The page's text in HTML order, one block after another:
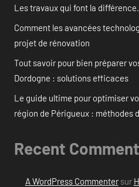
Les travaux qui font la différence.
Comment les avancées
projet de rénovation
Tout savoir pour bien préparer
Dordogne : solutions efficaces
Le guide ultime pour optimiser
région de Périgueux : méthodes
Recent
A WordPress Commentersur